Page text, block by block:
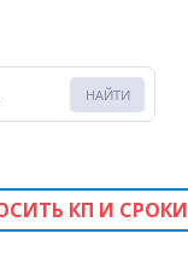
КП И СРОКИ